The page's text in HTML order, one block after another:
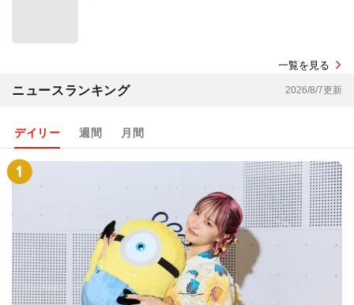
一覧を見る
ニュースランキング 2026/8/7更新
デイリー 週間 月間